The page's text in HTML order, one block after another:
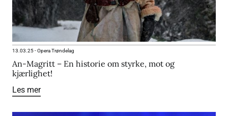
13.03.25-Opera Trøndelag
An-Magritt – En historie om styrke, mot og
kjærlighet!
Les mer